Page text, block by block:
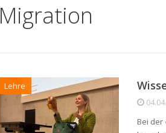
Migration
Lehre
Bei der